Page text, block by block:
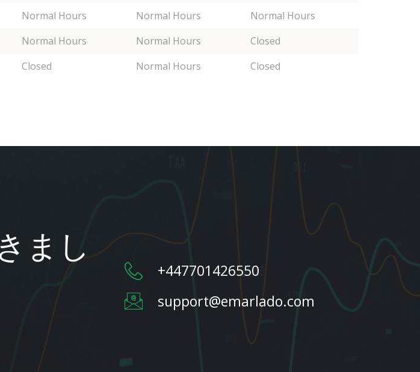
Normal Hours Normal Hours
Normal Hours
Normal Hours Normal Hours
Closed
Closed Normal Hours Closed
まし
+447701426550
support@emarlado.com